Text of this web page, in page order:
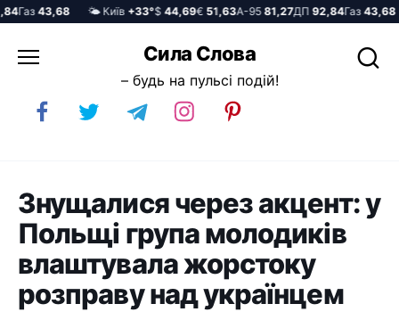
Газ43,68 🌤️ Київ+33°$44,69€51,63А-9581,27ДП92,84Газ43,68
до
Сила Слова
– будь на пульсі подій!
Знущалися через акцент: у
Польщі група молодиків
влаштувала жорстоку
розправу над українцем